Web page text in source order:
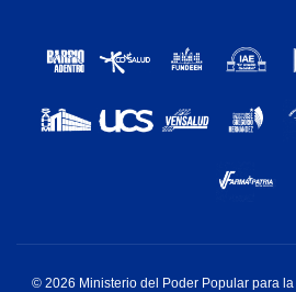
© 2026 Ministerio del Poder Popular para